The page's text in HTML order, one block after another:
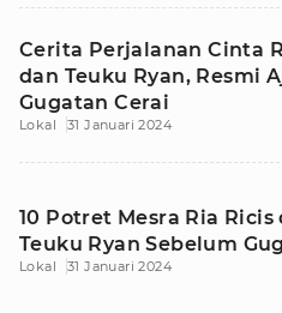
Cerita Perjalanan Cinta
dan Teuku Ryan, Resmi
Gugatan Cerai
Lokal 31 Januari 2024
10 Potret Mesra Ria Ricis
Teuku Ryan Sebelum
Lokal 31 Januari 2024